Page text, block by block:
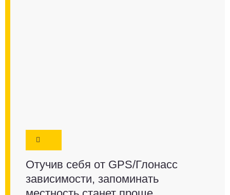
Отучив себя от GPS/Глонасс
зависимости, запоминать